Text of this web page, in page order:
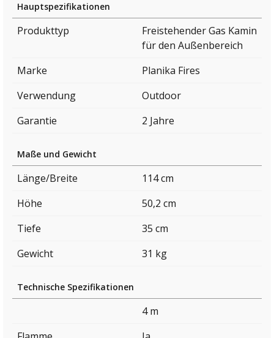
Hauptspezifikationen
Produkttyp
Freistehender Gas Kamin
für den Außenbereich
Marke
Planika Fires
Verwendung
Outdoor
Garantie
2 Jahre
Maße und Gewicht
Länge/Breite
114 cm
Höhe
50,2 cm
Tiefe
35 cm
Gewicht
31 kg
Technische Spezifikationen
4 m